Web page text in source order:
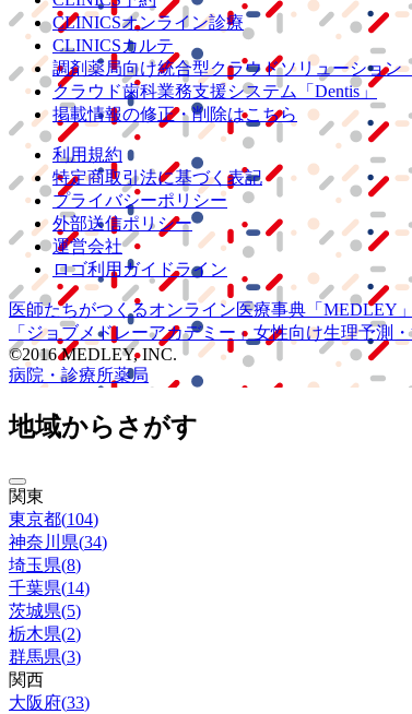
CLINICSオンライン診療
CLINICSカルテ
調剤薬局向け統合型クラウドソリューション
クラウド歯科業務支援システム
「Dentis」
掲載情報の修正・削除はこちら
利用規約
特定商取引法に基づく表記
プライバシーポリシー
外部送信ポリシー
運営会社
ロゴ利用ガイドライン
医師たちがつくるオンライン医療事典 「MEDLEY」
「ジョブメドレーアカデミー」 女性向け生理予測
©2016 MEDLEY, INC.
病院・診療所薬局
地域からさがす
関東
東京都(104)
神奈川県(34)
埼玉県(8)
千葉県(14)
茨城県(5)
栃木県(2)
群馬県(3)
関西
大阪府(33)